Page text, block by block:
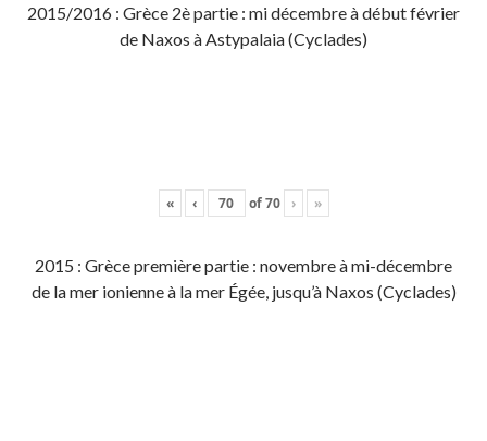
2015/2016 : Grèce 2è partie : mi décembre à début février
de Naxos à Astypalaia (Cyclades)
« ‹ of70 › »
2015 : Grèce première partie : novembre à mi-décembre
de la mer ionienne à la mer Égée, jusqu’à Naxos (Cyclades)